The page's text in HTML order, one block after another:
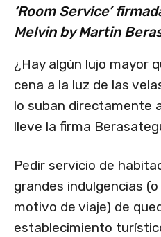
‘Room Service’
Melvin by Martin
¿Hay algún lujo mayor
cena a la luz de las
lo suban directamente
lleve la firma
Pedir servicio de
grandes indulgencias
motivo de viaje) de
establecimiento